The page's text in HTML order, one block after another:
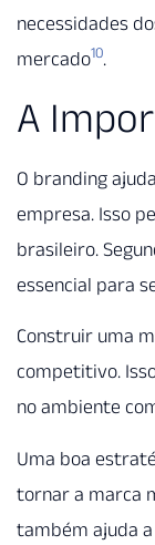
necessidades
mercado10.
A
O branding
empresa. Isso
brasileiro.
essencial para
Construir uma
competitivo.
no ambiente
Uma boa
tornar a marca
também ajuda